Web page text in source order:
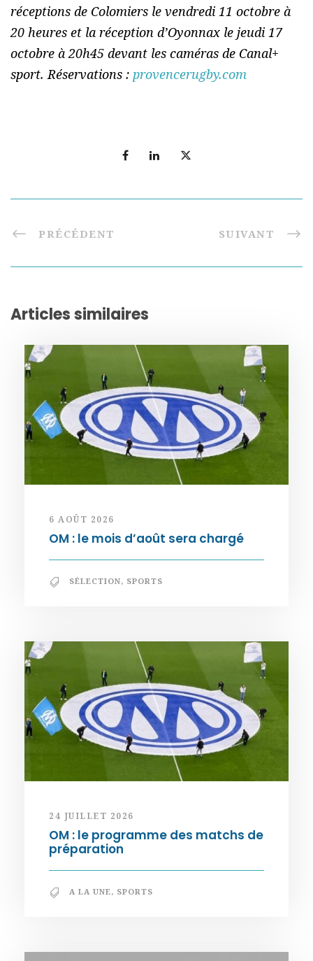
réceptions de Colomiers le vendredi 11 octobre à
20 heures et la réception d’Oyonnax le jeudi 17
octobre à 20h45 devant les caméras de Canal+
sport. Réservations : provencerugby.com
PRÉCÉDENT SUIVANT
Articles similaires
6 AOÛT 2026
OM : le mois d’août sera chargé
SÉLECTION, SPORTS
24 JUILLET 2026
OM : le programme des matchs de
préparation
A LA UNE, SPORTS